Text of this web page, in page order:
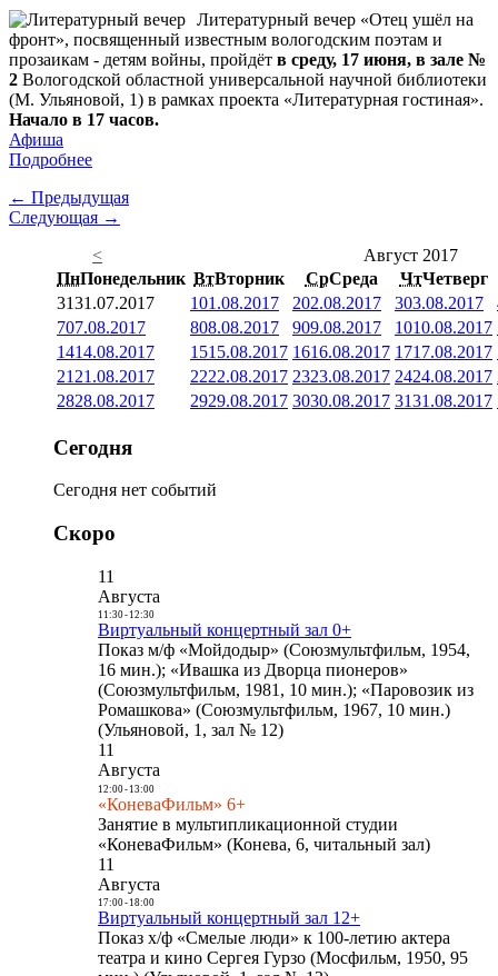
Литературный вечер «Отец ушёл на
фронт», посвященный известным вологодским поэтам и
прозаикам - детям войны, пройдёт в среду, 17 июня, в зале №
2 Вологодской областной универсальной научной библиотеки
(М. Ульяновой, 1) в рамках проекта «Литературная гостиная».
Начало в 17 часов.
Афиша
Подробнее
← Предыдущая
Следующая →
<
Август 2017
ПнПонедельник ВтВторник СрСреда ЧтЧетверг
3131.07.2017 101.08.2017 202.08.2017 303.08.2017
707.08.2017 808.08.2017 909.08.2017 1010.08.2017
1414.08.2017 1515.08.2017 1616.08.2017 1717.08.2017
21 21.08.2017 2222.08.2017 2323.08.2017 2424.08.2017
2828.08.2017 2929.08.2017 3030.08.2017 3131.08.2017
Сегодня
Сегодня нет событий
Скоро
11
Августа
11:30- 12:30
Виртуальный концертный зал 0+
Показ м/ф «Мойдодыр» (Союзмультфильм, 1954,
16 мин.); «Ивашка из Дворца пионеров»
(Союзмультфильм, 1981, 10 мин.); «Паровозик из
Ромашкова» (Союзмультфильм, 1967, 10 мин.)
(Ульяновой, 1, зал № 12)
11
Августа
12:00- 13:00
«КоневаФильм» 6+
Занятие в мультипликационной студии
«КоневаФильм» (Конева, 6, читальный зал)
11
Августа
17:00- 18:00
Виртуальный концертный зал 12+
Показ х/ф «Смелые люди» к 100-летию актера
театра и кино Сергея Гурзо (Мосфильм, 1950, 95